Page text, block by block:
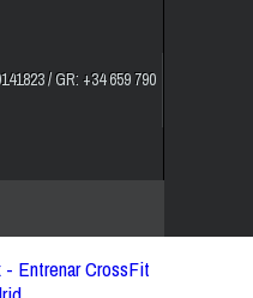
/ GR: +34 659 790